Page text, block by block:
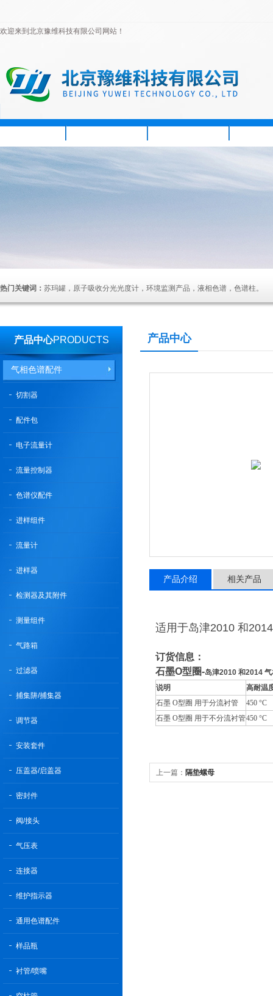
欢迎来到北京豫维科技有限公司网站！
热门关键词： 苏玛罐，原子吸收分光光度计，环境监测产品，液相色谱，色谱柱。
产品中心PRODUCTS
气相色谱配件
切割器
配件包
电子流量计
流量控制器
色谱仪配件
进样组件
流量计
进样器
检测器及其附件
测量组件
气路箱
过滤器
捕集阱/捕集器
调节器
安装套件
压盖器/启盖器
密封件
阀/接头
气压表
连接器
维护指示器
通用色谱配件
样品瓶
衬管/喷嘴
产品中心
产品介绍 相关产品
适用于岛津2010 和
订货信息：
石墨O型圈-岛津2010 和2014
说明
高耐温
石墨 O型圈 用于分流衬管
450 °C
石墨 O型圈 用于不分流衬管450 °C
上一篇： 隔垫螺母